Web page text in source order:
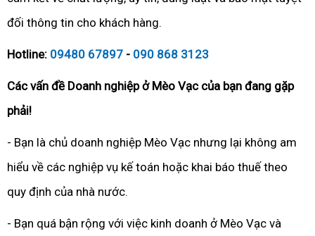
đối thông tin cho khách hàng.
Hotline: 09480 67897 - 090 868 3123
Các vấn đề Doanh nghiệp ở Mèo Vạc của bạn đang gặp
phải!
- Bạn là chủ doanh nghiệp Mèo Vạc nhưng lại không am
hiểu về các nghiệp vụ kế toán hoặc khai báo thuế theo
quy định của nhà nước.
- Bạn quá bận rộng với việc kinh doanh ở Mèo Vạc và